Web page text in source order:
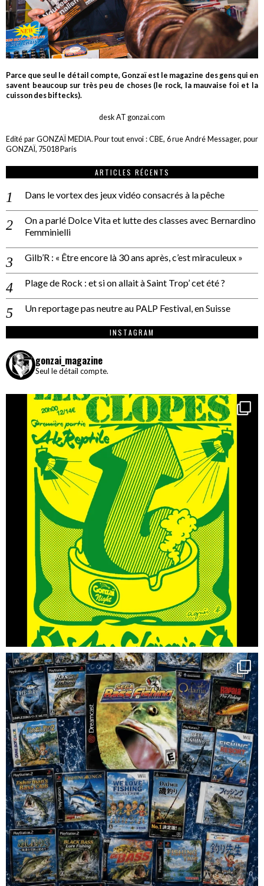
Parce que seul le détail compte, Gonzaï est le magazine des gens qui en
savent beaucoup sur très peu de choses (le rock, la mauvaise foi et la
cuisson des biftecks).
desk AT gonzai.com
Edité par GONZAÏ MEDIA. Pour tout envoi : CBE, 6 rue André Messager, pour
GONZAÏ, 75018 Paris
ARTICLES RÉCENTS
Dans le vortex des jeux vidéo consacrés à la pêche
On a parlé Dolce Vita et lutte des classes avec Bernardino
Femminielli
Gilb’R : « Être encore là 30 ans après, c’est miraculeux »
Plage de Rock : et si on allait à Saint Trop’ cet été ?
Un reportage pas neutre au PALP Festival, en Suisse
INSTAGRAM
gonzai_magazine
Seul le détail compte.